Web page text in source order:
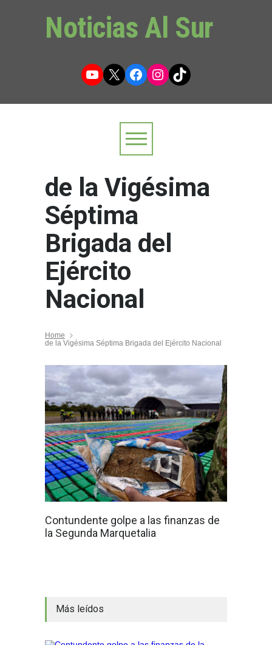
Noticias Al Sur
YouTube
X Facebook
Instagram
TikTok
de la Vigésima
Séptima
Brigada del
Ejército
Nacional
Home
de la Vigésima Séptima Brigada del Ejército Nacional
Contundente golpe a las finanzas de
la Segunda Marquetalia
Más leídos